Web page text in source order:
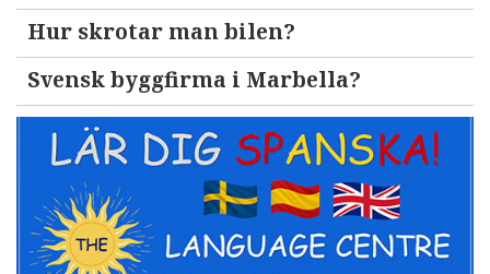
Hur skrotar man bilen?
Svensk byggfirma i Marbella?